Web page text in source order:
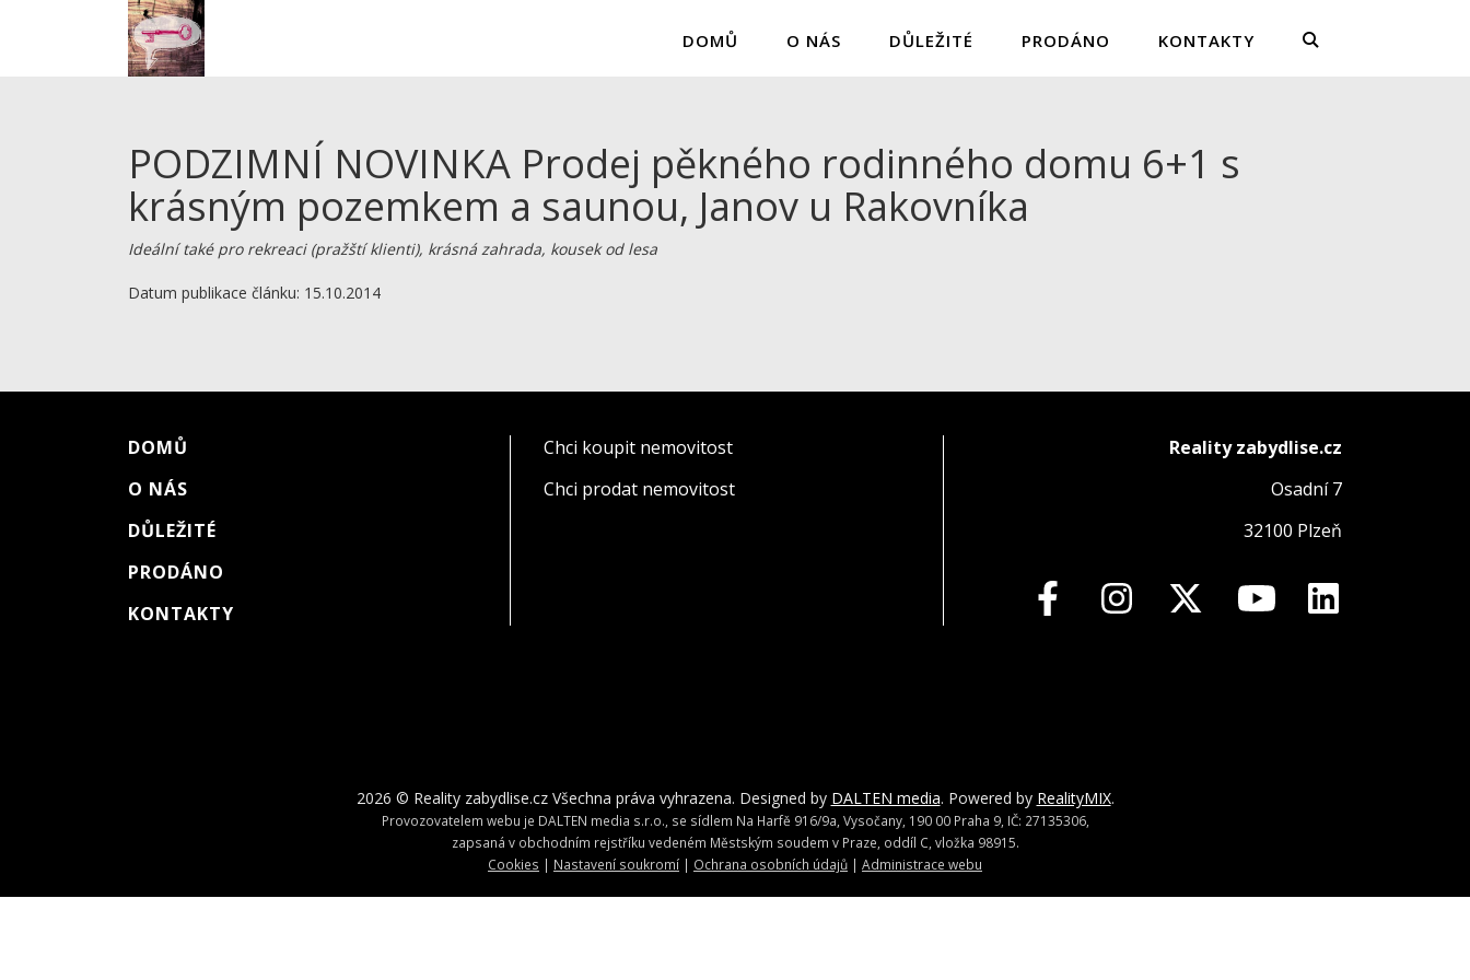
DOMŮ O NÁS DŮLEŽITÉ PRODÁNO KONTAKTY
PODZIMNÍ NOVINKA Prodej pěkného rodinného domu 6+1 s
krásným pozemkem a saunou, Janov u Rakovníka
Ideální také pro rekreaci (pražští klienti), krásná zahrada, kousek od lesa
Datum publikace článku: 15.10.2014
DOMŮ
O NÁS
DŮLEŽITÉ
PRODÁNO
KONTAKTY
Chci koupit nemovitost
Chci prodat nemovitost
Reality zabydlise.cz
Osadní 7
32100 Plzeň
2026 © Reality zabydlise.cz Všechna práva vyhrazena. Designed by DALTEN media. Powered by RealityMIX.
Provozovatelem webu je DALTEN media s.r.o., se sídlem Na Harfě 916/9a, Vysočany, 190 00 Praha 9, IČ: 27135306,
zapsaná v obchodním rejstříku vedeném Městským soudem v Praze, oddíl C, vložka 98915.
Cookies | Nastavení soukromí | Ochrana osobních údajů | Administrace webu